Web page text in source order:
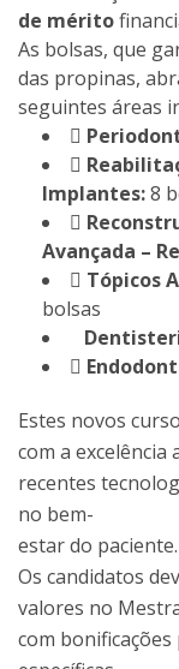
de mérito
As bolsas, que
das propinas,
seguintes áreas


Implantes:8

Avançada –
 Tópicos
bolsas

Estes novos
com a excelência
recentes
no bem-
estar do paciente.
Os candidatos
valores no
com